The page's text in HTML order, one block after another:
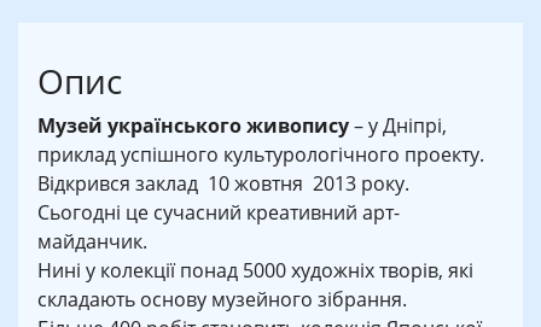
Опис
Музей українського живопису– у Дніпрі,
приклад успішного культурологічного проекту.
Відкрився заклад 10 жовтня 2013 року.
Сьогодні це сучасний креативний арт-
майданчик.
Нині у колекції понад 5000 художніх творів, які
складають основу музейного зібрання.